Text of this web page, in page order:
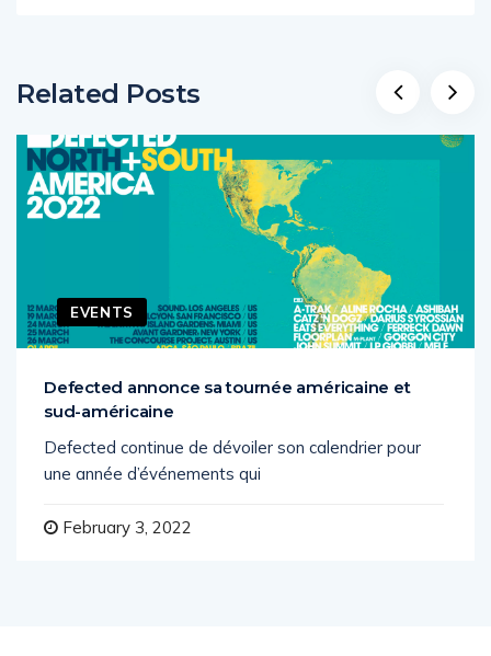
Related Posts
EVENTS
Defected annonce sa tournée américaine et
sud-américaine
Defected continue de dévoiler son calendrier pour
une année d’événements qui
February 3, 2022